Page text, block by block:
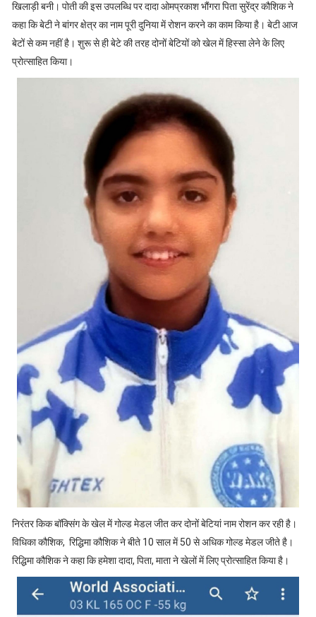
खिलाड़ी बनी। पोती की इस उपलब्धि पर दादा ओमप्रकाश भौंगरा पिता सुरेंद्र कौशिक ने
कहा कि बेटी ने बांगर क्षेत्र का नाम पूरी दुनिया में रोशन करने का काम किया है। बेटी आज
बेटों से कम नहीं है। शुरू से ही बेटे की तरह दोनों बेटियों को खेल में हिस्सा लेने के लिए
प्रोत्साहित किया।
निरंतर किक बॉक्सिंग के खेल में गोल्ड मेडल जीत कर दोनों बेटियां नाम रोशन कर रही है।
विधिका कौशिक, रिद्धिमा कौशिक ने बीते 10 साल में 50 से अधिक गोल्ड मेडल जीते है।
रिद्धिमा कौशिक ने कहा कि हमेशा दादा, पिता, माता ने खेलों में लिए प्रोत्साहित किया है।